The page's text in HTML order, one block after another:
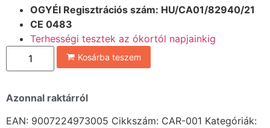
OGYÉI Regisztrációs szám: HU/CA01/82940/21
CE 0483
Terhességi tesztek az ókortól napjainkig
Kosárba teszem
Azonnal raktárról
EAN: 9007224973005 Cikkszám: CAR-001 Kategóriák: